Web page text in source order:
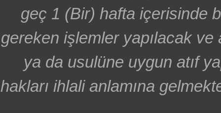
geç 1 (Bir) hafta içerisinde
gereken işlemler yapılacak ve
ya da usulüne uygun atıf
hakları ihlali anlamına